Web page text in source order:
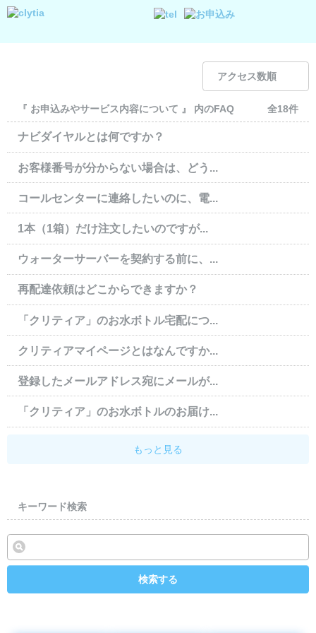
アクセス数順
『 お申込みやサービス内容について 』 内のFAQ 全18件
ナビダイヤルとは何ですか？
お客様番号が分からない場合は、どう...
コールセンターに連絡したいのに、電...
1本（1箱）だけ注文したいのですが...
ウォーターサーバーを契約する前に、...
再配達依頼はどこからできますか？
「クリティア」のお水ボトル宅配につ...
クリティアマイページとはなんですか...
登録したメールアドレス宛にメールが...
「クリティア」のお水ボトルのお届け...
もっと見る
キーワード検索
検索する